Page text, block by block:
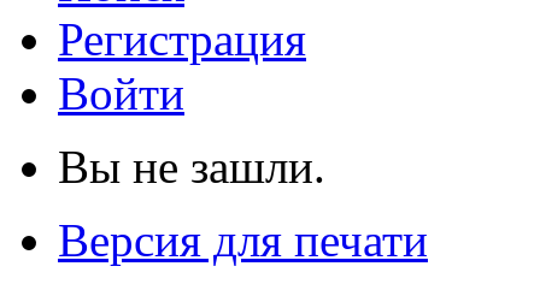
Регистрация
Войти
Вы не зашли.
Версия для печати